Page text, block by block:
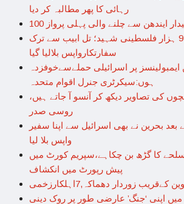
رہائی کا پھر مطالبہ کر دیا
ایندھن سے چلنے والی پہلی پرواز
اسرائیلی حملوں میں 9 ہزار فلسطینی شہید؛ تل ابیب سے ترک
سفارتکارواپس بلالیا گیا
پر اسرائیلی حملےسےخوفزدہ
ہوں:سیکرٹری جنرل اقوام متحدہ
کی تصاویر دیکھ کر آنسو آ جاتے ہیں،
روسی صدر
بعد بحرین نے بھی اسرائیل سے اپنا سفیر
واپس بلا لیا
کا گڑھ بن چکاہے،سپریم کورٹ میں
پیش رپورٹ میں انکشاف
زوردار دھماکہ,7اہلکارزخمی
میں اپنی ‘جنگ’ عارضی طور پر روک دینی